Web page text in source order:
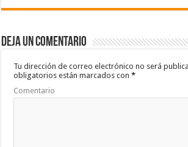
e
b
o
o
k
tt
er
at
sA
p
p
m
ar
ti
Deja un comentario
Tu dirección de correo electrónico no será
obligatorios están marcados con*
Comentario